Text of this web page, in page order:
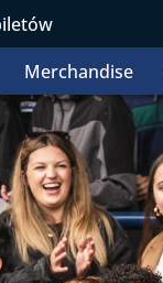
Merchandise